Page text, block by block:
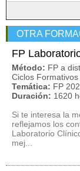
OTRA
FP
Método: FP a
Ciclos Formativos
Temática: FP
Duración: 1620
Si te interesa la
reflejamos los
Laboratorio
mej...